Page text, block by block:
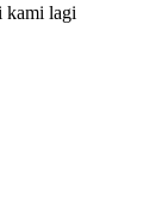
kami lagi